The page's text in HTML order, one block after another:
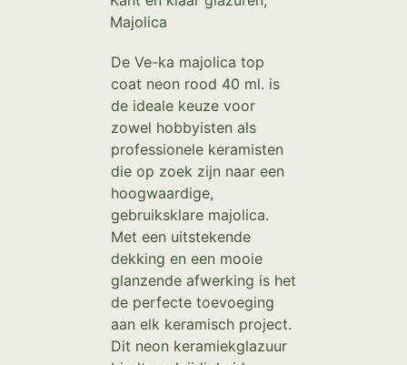
Majolica
De Ve-ka majolica top
coat neon rood 40 ml. is
de ideale keuze voor
zowel hobbyisten als
professionele keramisten
die op zoek zijn naar een
hoogwaardige,
gebruiksklare majolica.
Met een uitstekende
dekking en een mooie
glanzende afwerking is het
de perfecte toevoeging
aan elk keramisch project.
Dit neon keramiekglazuur